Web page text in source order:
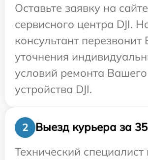
Оставьте заявку на сайте
сервисного центра DJI.
консультант
уточнения
условий ремонта Вашего
устройства DJI.
2
Выезд курьера за
Технический специалист